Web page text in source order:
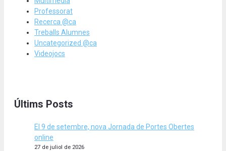
Professorat
Recerca @ca
Treballs Alumnes
Uncategorized @ca
Videojocs
Últims Posts
El 9 de setembre, nova Jornada de Portes Obertes
online
27 de juliol de 2026